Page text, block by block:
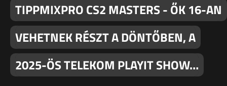
TIPPMIXPRO CS2 MASTERS - ŐK 16-AN
VEHETNEK RÉSZT A DÖNTŐBEN, A
2025-ÖS TELEKOM PLAYIT SHOW…